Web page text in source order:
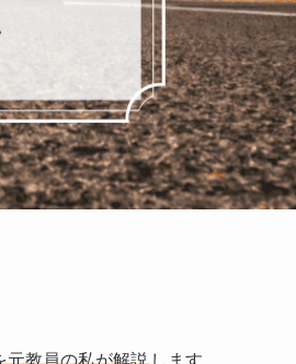
元教員の私が解説 します。